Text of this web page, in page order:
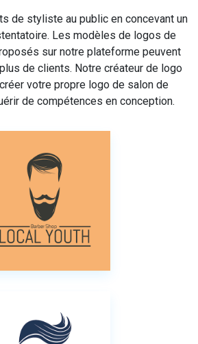
de styliste au public en concevant un
Les modèles de logos de
sur notre plateforme peuvent
de clients. Notre créateur de logo
votre propre logo de salon de
de compétences en conception.